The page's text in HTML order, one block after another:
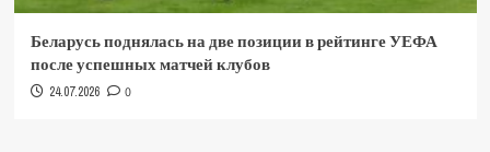
Беларусь поднялась на две позиции в рейтинге УЕФА
после успешных матчей клубов
24.07.2026 0